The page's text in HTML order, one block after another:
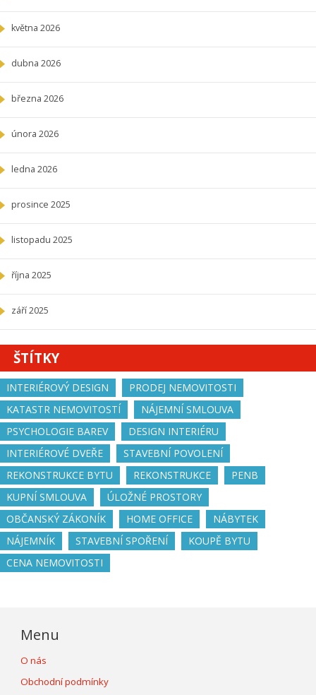
května 2026
dubna 2026
března 2026
února 2026
ledna 2026
prosince 2025
listopadu 2025
října 2025
září 2025
ŠTÍTKY
INTERIÉROVÝ DESIGN
PRODEJ NEMOVITOSTI
KATASTR NEMOVITOSTÍ
NÁJEMNÍ SMLOUVA
PSYCHOLOGIE BAREV
DESIGN INTERIÉRU
INTERIÉROVÉ DVEŘE
STAVEBNÍ POVOLENÍ
REKONSTRUKCE BYTU
REKONSTRUKCE
PENB
KUPNÍ SMLOUVA
ÚLOŽNÉ PROSTORY
OBČANSKÝ ZÁKONÍK
HOME OFFICE
NÁBYTEK
NÁJEMNÍK
STAVEBNÍ SPOŘENÍ
KOUPĚ BYTU
CENA NEMOVITOSTI
Menu
O nás
Obchodní podmínky